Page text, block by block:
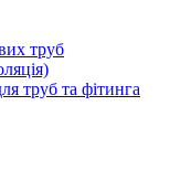
труб
труб та фітинга